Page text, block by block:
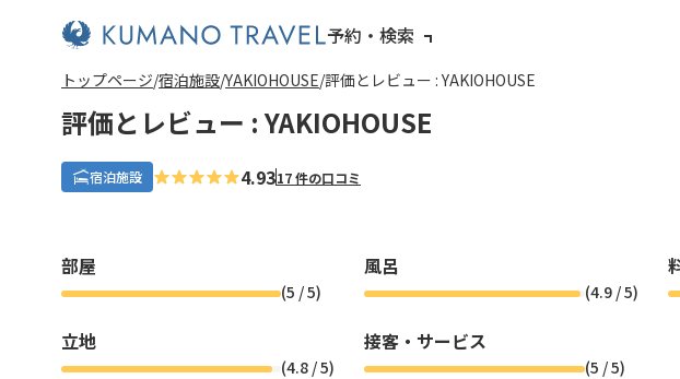
予約・検索
トップページ 宿泊施設 YAKIOHOUSE 評価とレビュー : YAKIOHOUSE
評価とレビュー : YAKIOHOUSE
宿泊施設 4.9317 件の口コミ
部屋
(5 / 5)
風呂
(4.9/ 5)
立地
(4.8 / 5)
接客・サービス
(5 / 5)